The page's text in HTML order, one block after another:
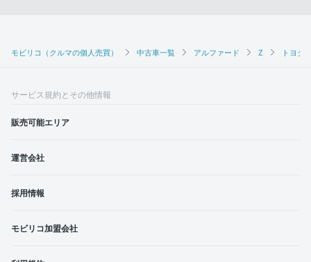
モビリコ（クルマの個人売買） 中古車一覧 アルファード Z トヨタ
サービス規約とその他情報
販売可能エリア
運営会社
採用情報
モビリコ加盟会社